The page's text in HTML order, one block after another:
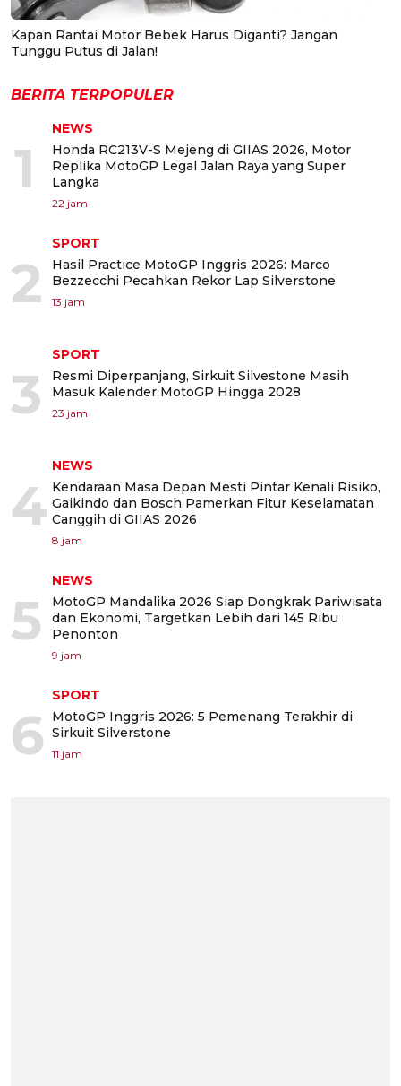
Kapan Rantai Motor Bebek Harus Diganti? Jangan
Tunggu Putus di Jalan!
BERITA TERPOPULER
1
NEWS
Honda RC213V-S Mejeng di GIIAS 2026, Motor
Replika MotoGP Legal Jalan Raya yang Super
Langka
22 jam
2
SPORT
Hasil Practice MotoGP Inggris 2026: Marco
Bezzecchi Pecahkan Rekor Lap Silverstone
13 jam
3
SPORT
Resmi Diperpanjang, Sirkuit Silvestone Masih
Masuk Kalender MotoGP Hingga 2028
23 jam
4
NEWS
Kendaraan Masa Depan Mesti Pintar Kenali Risiko,
Gaikindo dan Bosch Pamerkan Fitur Keselamatan
Canggih di GIIAS 2026
8 jam
5
NEWS
MotoGP Mandalika 2026 Siap Dongkrak Pariwisata
dan Ekonomi, Targetkan Lebih dari 145 Ribu
Penonton
9 jam
6
SPORT
MotoGP Inggris 2026: 5 Pemenang Terakhir di
Sirkuit Silverstone
11 jam